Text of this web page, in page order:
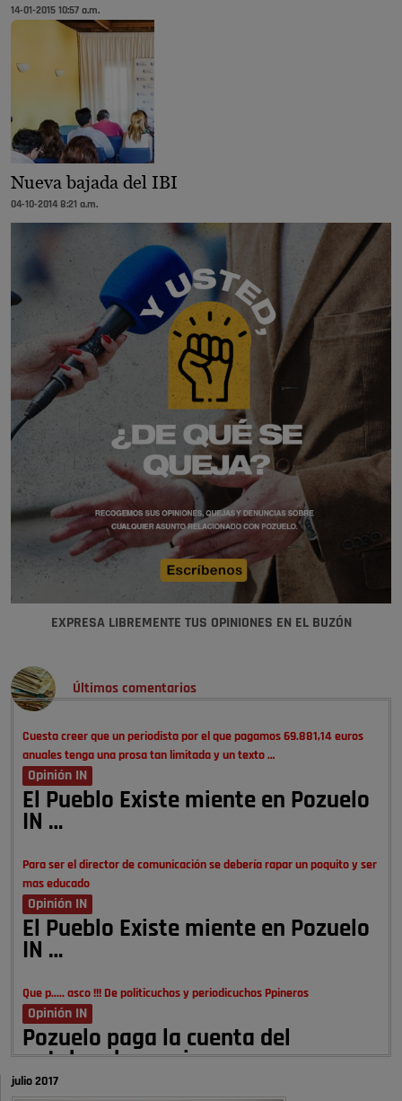
14-01-2015 10:57 a.m.
Nueva bajada del IBI
04-10-2014 8:21 a.m.
EXPRESA LIBREMENTE TUS OPINIONES EN EL BUZÓN
Últimos comentarios
Cuesta creer que un periodista por el que pagamos 69.881,14 euros
anuales tenga una prosa tan limitada y un texto …
Opinión IN
El Pueblo Existe miente en Pozuelo
IN …
Para ser el director de comunicación se debería rapar un poquito y ser
mas educado
Opinión IN
El Pueblo Existe miente en Pozuelo
IN …
Que p..... asco !!! De politicuchos y periodicuchos Ppineros
Opinión IN
Pozuelo paga la cuenta del
autobombo: casi …
julio 2017